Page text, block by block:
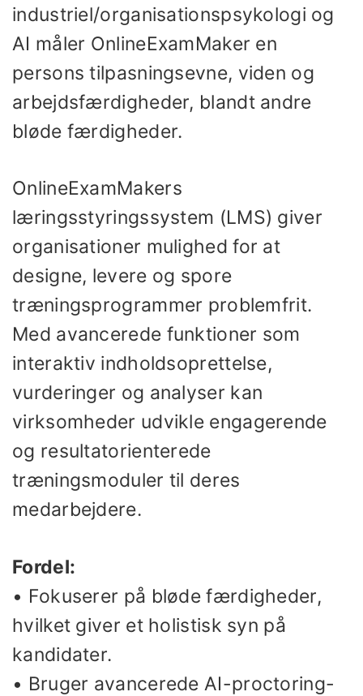
industriel/organisationspsykologi og
AI måler OnlineExamMaker en
persons tilpasningsevne, viden og
arbejdsfærdigheder, blandt andre
bløde færdigheder.
OnlineExamMakers
læringsstyringssystem (LMS) giver
organisationer mulighed for at
designe, levere og spore
træningsprogrammer problemfrit.
Med avancerede funktioner som
interaktiv indholdsoprettelse,
vurderinger og analyser kan
virksomheder udvikle engagerende
og resultatorienterede
træningsmoduler til deres
medarbejdere.
Fordel:
• Fokuserer på bløde færdigheder,
hvilket giver et holistisk syn på
kandidater.
• Bruger avancerede AI-proctoring-